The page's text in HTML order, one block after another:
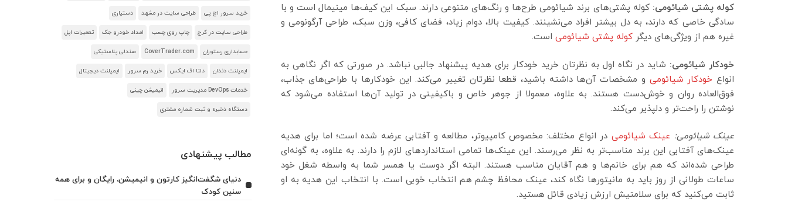
کوله پشتی شیائومی: کوله پشتی‌های برند شیائومی طرح‌ها و رنگ‌های متنوعی دارند. سبک این کیف‌ها مینیمال است و با
سادگی خاصی که دارند، به دل بیشتر افراد می‌نشینند. کیفیت بالا، دوام زیاد، فضای کافی، وزن سبک، طراحی آرگونومی و
غیره هم از ویژگی‌های دیگر کوله پشتی شیائومی است.
خودکار شیائومی: شاید در نگاه اول به نظرتان خرید خودکار برای هدیه پیشنهاد جالبی نباشد. در صورتی که اگر نگاهی به
انواع خودکار شیائومی و مشخصات آن‌ها داشته باشید، قطعا نظرتان تغییر می‌کند. این خودکارها با طراحی‌های جذاب،
فوق‌العاده روان و خوش‌دست هستند. به علاوه، معمولا از جوهر خاص و باکیفیتی در تولید آن‌ها استفاده می‌شود که
نوشتن را راحت‌تر و دلپذیر می‌کند.
عینک شیائومی: عینک شیائومی در انواع مختلف: مخصوص کامپیوتر، مطالعه و آفتابی عرضه شده است؛ اما برای هدیه
عینک‌های آفتابی این برند مناسب‌تر به نظر می‌رسند. این عینک‌ها تمامی استانداردهای لازم را دارند. به علاوه، به گونه‌ای
طراحی شده‌اند که هم برای خانم‌ها و هم آقایان مناسب هستند. البته اگر دوست یا همسر شما به واسطه شغل خود
ساعات طولانی از روز باید به مانیتورها نگاه کند، عینک محافظ چشم هم انتخاب خوبی است. با انتخاب این هدیه به او
ثابت می‌کنید که برای سلامتیش ارزش زیادی قائل هستید.
خرید سرور اچ پی طراحی سایت در مشهد دستیاری
طراحی سایت در کرج چاپ روی چسب امداد خودرو جک تعمیرات اپل
حسابداری رستوران CoverTrader.com صندلی پلاستیکی
ایمپلنت دندان دلتا اف ایکس خرید رم سرور ایمپلنت دیجیتال
خدمات DevOps مدیریت سرور انیمیشن چینی
دستگاه ذخیره و ثبت شماره مشتری
مطالب پیشنهادی
دنیای شگفت‌انگیز کارتون و انیمیشن، رایگان و برای همه
سنین کودک